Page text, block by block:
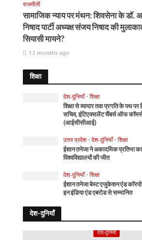
राजनीती
सामाजिक न्याय पर मंथन: शिवसेना के डॉ.
निषाद पार्टी अध्यक्ष संजय निषाद की
सियासी मायने?
12 months ago
शिक्षा
देश-दुनियाँ • शिक्षा
शिक्षा से व्यापार तक प्रगति के पथ पर
सचिव, इंटिएक्सलेंट चैंबर्स ऑफ
(आईसीसीआई)
उत्तर प्रदेश • देश-दुनियाँ • शिक्षा
ईशान तनेजा ने अकादमिक प्रतिभा का
विश्वविद्यालयों की जीत
देश-दुनियाँ • शिक्षा
ईशान तनेजा बेस्ट एजुकेशन एंड
इन इंडिया एंड एबरोड से सम्मानित
देश-दुनियाँ
देश-दुनियाँ